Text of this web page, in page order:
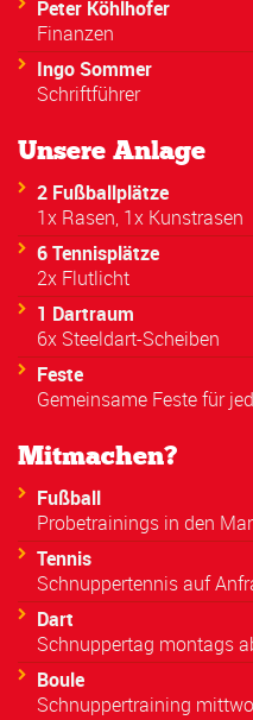
Peter Köhlhofer
Finanzen
Ingo Sommer
Schriftführer
Unsere Anlage
2 Fußballplätze
1x Rasen, 1x Kunstrasen
6 Tennisplätze
2x Flutlicht
1 Dartraum
6x Steeldart-Scheiben
Feste
Gemeinsame Feste für
Mitmachen?
Fußball
Probetrainings in den
Tennis
Schnuppertennis auf
Dart
Schnuppertag montags
Boule
Schnuppertraining